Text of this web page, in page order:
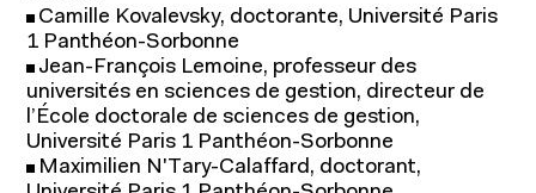
Corps professoral
Contact
Actualités
Ressources
Relations entreprises
Entrepreneuriat
Camille Kovalevsky, doctorante, Université Paris
1 Panthéon-Sorbonne
Jean-François Lemoine, professeur des
universités en sciences de gestion, directeur de
l’École doctorale de sciences de gestion,
Université Paris 1 Panthéon-Sorbonne
Maximilien N'Tary-Calaffard, doctorant,